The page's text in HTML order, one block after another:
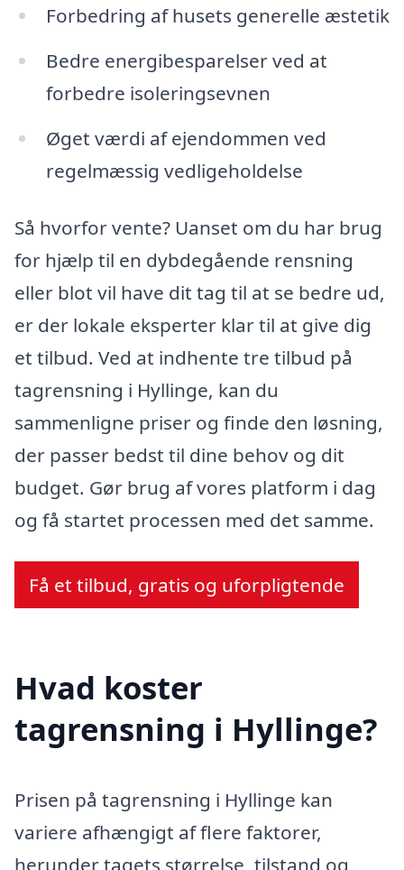
Forbedring af husets generelle æstetik
Bedre energibesparelser ved at
forbedre isoleringsevnen
Øget værdi af ejendommen ved
regelmæssig vedligeholdelse
Så hvorfor vente? Uanset om du har brug
for hjælp til en dybdegående rensning
eller blot vil have dit tag til at se bedre ud,
er der lokale eksperter klar til at give dig
et tilbud. Ved at indhente tre tilbud på
tagrensning i Hyllinge, kan du
sammenligne priser og finde den løsning,
der passer bedst til dine behov og dit
budget. Gør brug af vores platform i dag
og få startet processen med det samme.
Få et tilbud, gratis og uforpligtende
Hvad koster
tagrensning i Hyllinge?
Prisen på tagrensning i Hyllinge kan
variere afhængigt af flere faktorer,
herunder tagets størrelse, tilstand og